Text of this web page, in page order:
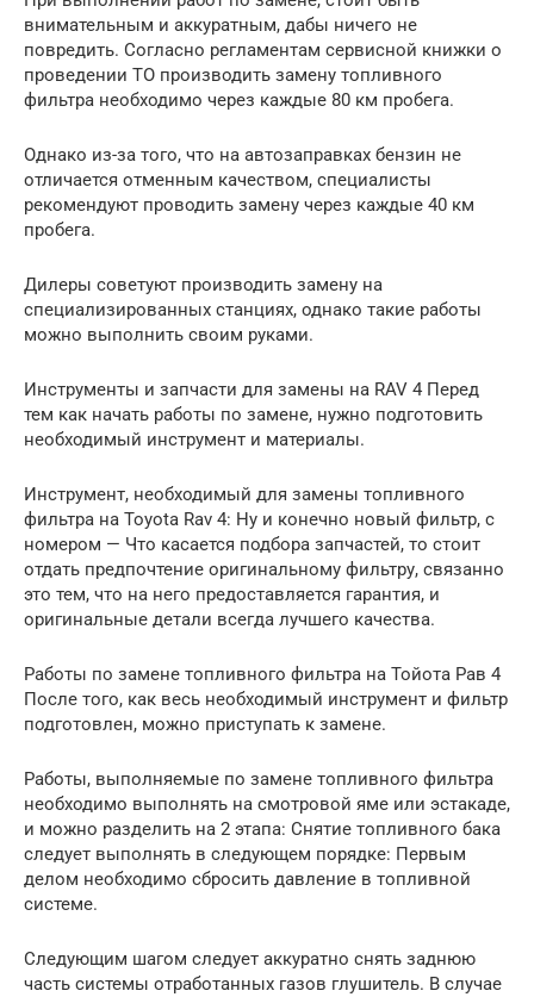
внимательным и аккуратным, дабы ничего не
повредить. Согласно регламентам сервисной книжки о
проведении ТО производить замену топливного
фильтра необходимо через каждые 80 км пробега.
Однако из-за того, что на автозаправках бензин не
отличается отменным качеством, специалисты
рекомендуют проводить замену через каждые 40 км
пробега.
Дилеры советуют производить замену на
специализированных станциях, однако такие работы
можно выполнить своим руками.
Инструменты и запчасти для замены на RAV 4 Перед
тем как начать работы по замене, нужно подготовить
необходимый инструмент и материалы.
Инструмент, необходимый для замены топливного
фильтра на Toyota Rav 4: Ну и конечно новый фильтр, с
номером — Что касается подбора запчастей, то стоит
отдать предпочтение оригинальному фильтру, связанно
это тем, что на него предоставляется гарантия, и
оригинальные детали всегда лучшего качества.
Работы по замене топливного фильтра на Тойота Рав 4
После того, как весь необходимый инструмент и фильтр
подготовлен, можно приступать к замене.
Работы, выполняемые по замене топливного фильтра
необходимо выполнять на смотровой яме или эстакаде,
и можно разделить на 2 этапа: Снятие топливного бака
следует выполнять в следующем порядке: Первым
делом необходимо сбросить давление в топливной
системе.
Следующим шагом следует аккуратно снять заднюю
часть системы отработанных газов глушитель. В случае